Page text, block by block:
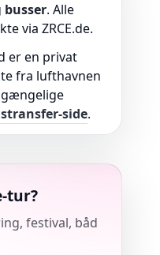
busser. Alle
via ZRCE.de.
er en privat
fra lufthavnen
side.
tur?
festival, båd